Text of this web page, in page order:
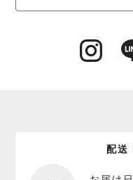
配送